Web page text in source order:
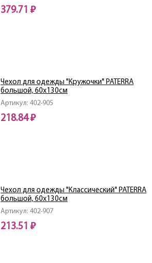
379.71 ₽
Артикул: 402-905
Чехол для одежды "Кружочки" PATERRA
большой, 60х130см
218.84 ₽
Артикул: 402-907
Чехол для одежды "Классический" PATERRA
большой, 60х130см
213.51 ₽